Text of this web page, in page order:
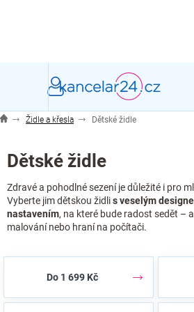
Židle a křesla Dětské židle
Dětské židle
Zdravé a pohodlné sezení je důležité i pro
Vyberte jim dětskou židlis veselým
nastavením, na které bude radost sedět –
malování nebo hraní na počítači.
Do 1 699 Kč